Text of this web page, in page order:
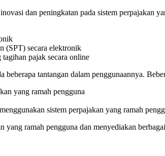
dan peningkatan pada sistem perpajakan
(SPT) secara elektronik
pajak secara online
tantangan dalam penggunaannya.
yang ramah pengguna
sistem perpajakan yang ramah
ramah pengguna dan menyediakan